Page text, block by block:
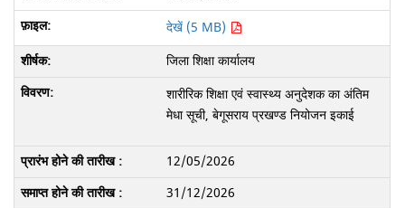
देखें (5 MB)
जिला शिक्षा कार्यालय
शारीरिक शिक्षा एवं स्वास्थ्य अनुदेशक का अंतिम
मेधा सूची, बेगूसराय प्रखण्ड नियोजन इकाई
12/05/2026
31/12/2026